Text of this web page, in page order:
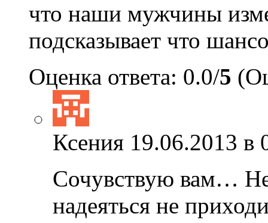
что наши мужчины
подсказывает что
Оценка ответа: 0.0/5
Ксения 19.06.2013 в
Сочувствую вам…
надеяться не